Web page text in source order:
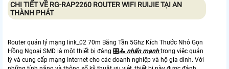
CHI TIẾT VỀ RG-RAP2260 ROUTER WIFI RUIJIE TẠI AN
THÀNH PHÁT
Router quản lý mạng link_02 70m Băng Tần 5Ghz Kích Thước Nhỏ Gọn
Hồng Ngoại SMD là một thiết bị đáng 🎛🚴 nhấn mạnh trong việc quản
lý và cung cấp mạng Internet cho các doanh nghiệp và hộ gia đình. Với